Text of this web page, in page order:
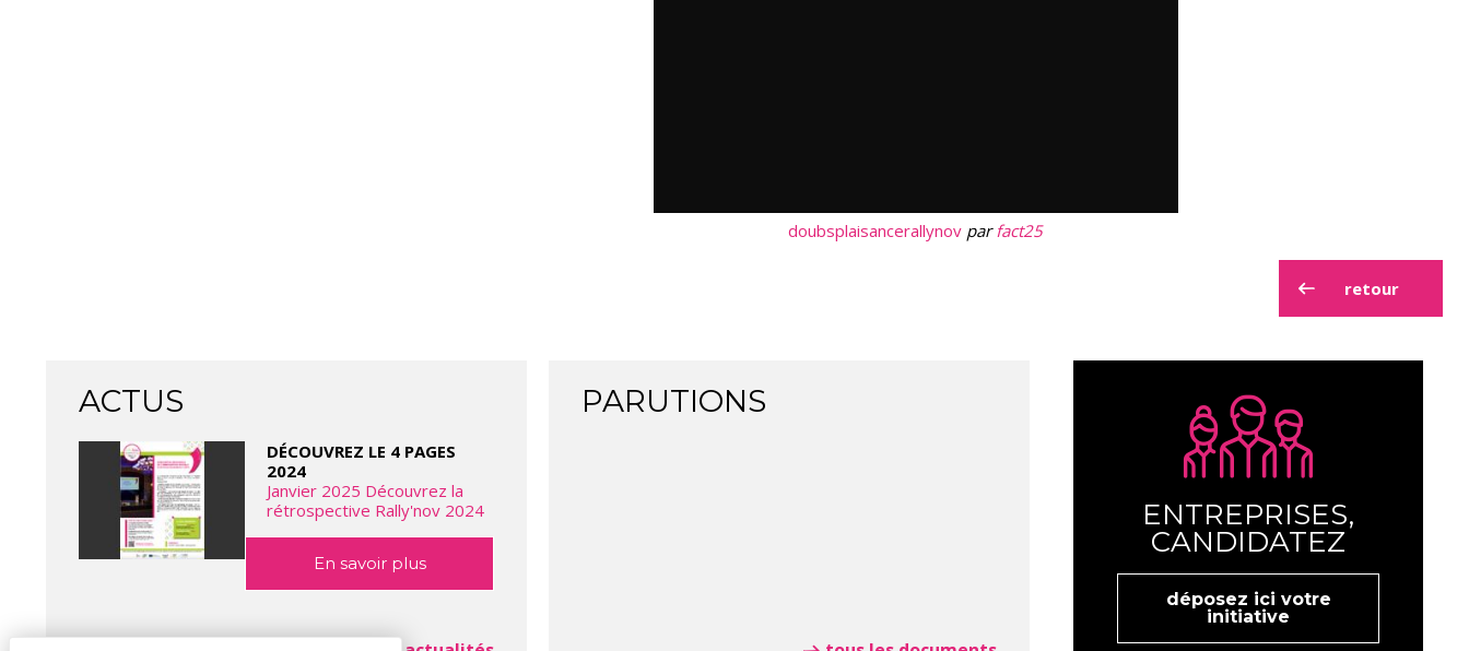
doubsplaisancerallynov par fact25
retour
ACTUS
DÉCOUVREZ LE 4 PAGES
2024
Janvier 2025 Découvrez la
rétrospective Rally'nov 2024
En savoir plus
PARUTIONS
ENTREPRISES,
CANDIDATEZ
déposez ici votre
initiative